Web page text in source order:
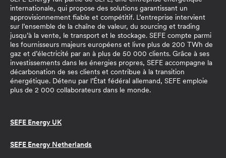
internationale, qui propose des solutions garantissant un
approvisionnement fiable et compétitif. L’entreprise intervient
sur l’ensemble de la chaîne de valeur, du sourcing et trading
jusqu’à la vente, le transport et le stockage. SEFE compte parmi
les fournisseurs majeurs européens et livre plus de 200 TWh de
gaz et d’électricité par an à plus de 50 000 clients. Grâce à ses
investissements dans les énergies propres, SEFE accompagne la
décarbonation de ses clients et contribue à la transition
énergétique. Détenu par l’État fédéral allemand, SEFE emploie
plus de 2 000 collaborateurs dans le monde.
SEFE Energy UK
SEFE Energy Netherlands